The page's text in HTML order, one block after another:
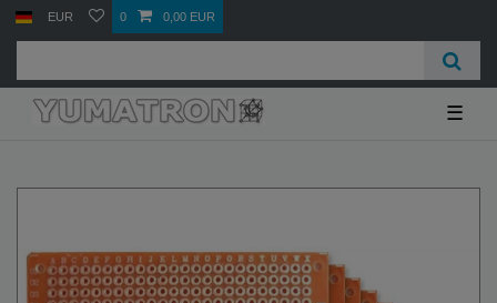
EUR 0 0,00 EUR
☰